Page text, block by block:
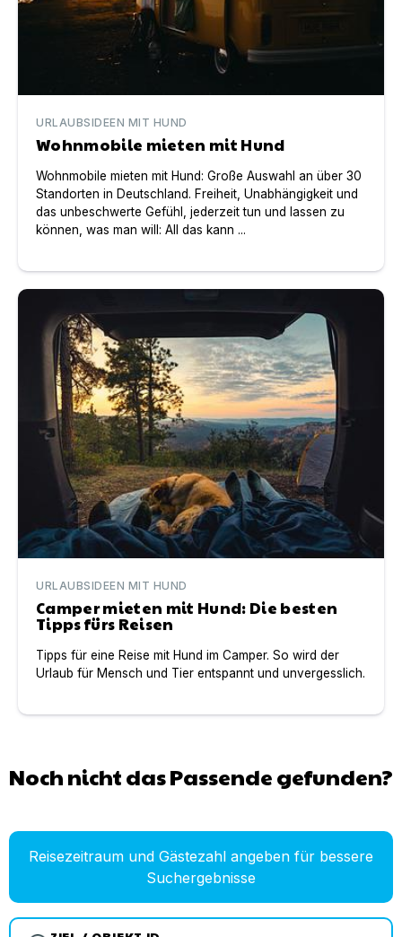
URLAUBSIDEEN MIT HUND
Wohnmobile mieten mit Hund
Wohnmobile mieten mit Hund: Große Auswahl an über 30
Standorten in Deutschland. Freiheit, Unabhängigkeit und
das unbeschwerte Gefühl, jederzeit tun und lassen zu
können, was man will: All das kann ...
Camper mieten mit Hund: Die besten Tipps fürs Reisen
URLAUBSIDEEN MIT HUND
Camper mieten mit Hund: Die besten
Tipps fürs Reisen
Tipps für eine Reise mit Hund im Camper. So wird der
Urlaub für Mensch und Tier entspannt und unvergesslich.
Noch nicht das Passende gefunden?
Reisezeitraum und Gästezahl angeben für bessere
Suchergebnisse